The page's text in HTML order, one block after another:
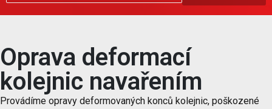
Oprava deformací
kolejnic navařením
Provádíme opravy deformovaných konců kolejnic, poškozené